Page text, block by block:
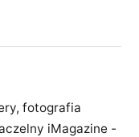
fotografia
iMagazine -